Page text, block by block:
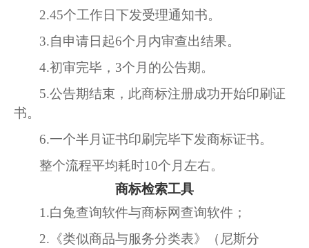
2.45个工作日下发受理通知书。
3.自申请日起6个月内审查出结果。
4.初审完毕， 3个月的公告期。
5.公告期结束，此商标注册成功开始印刷证
书。
6.一个半月证书印刷完毕下发商标证书。
整个流程平均耗时10个月左右。
商标检索工具
1.白兔查询软件与商标网查询软件；
2. 《类似商品与服务分类表》（尼斯分